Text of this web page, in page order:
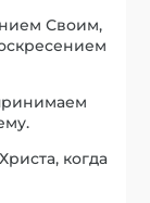
Своим,
когда